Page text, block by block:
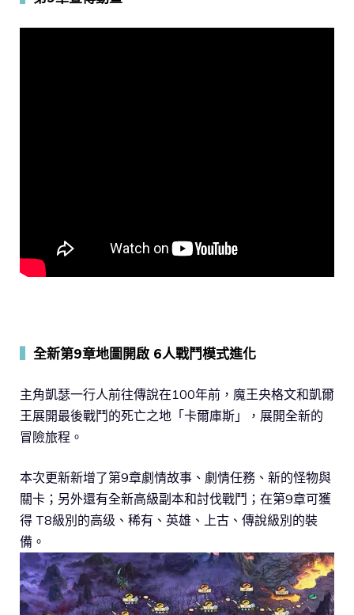
全新第9章地圖開啟 6人戰鬥模式進化
主角凱瑟一行人前往傳說在100年前，魔王央格文和凱爾
王展開最後戰鬥的死亡之地「卡爾庫斯」，展開全新的
冒險旅程。
本次更新新增了第9章劇情故事、劇情任務、新的怪物與
關卡；另外還有全新高級副本和討伐戰鬥；在第9章可獲
得 T8級別的高级、稀有、英雄、上古、傳說級別的裝
備。